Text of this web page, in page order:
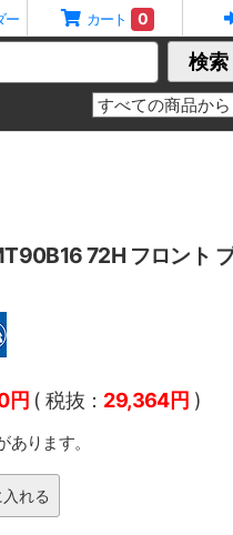
ー カート 0
検索
72H フロント
円 ( 税抜： 29,364円 )
あります。